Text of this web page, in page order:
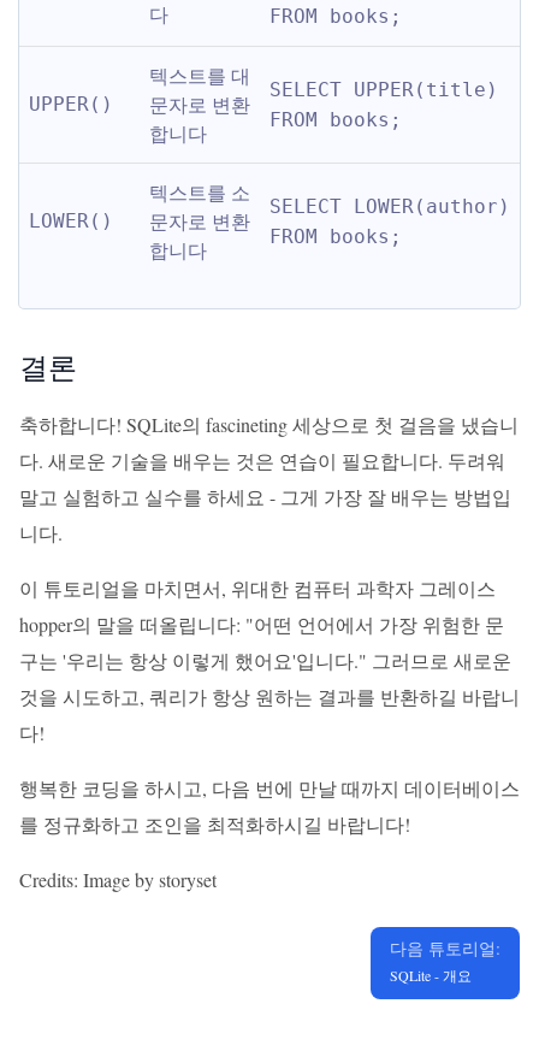
다
FROM books;
UPPER()
텍스트를 대
문자로 변환
합니다
SELECT UPPER(title)
FROM books;
LOWER()
텍스트를 소
문자로 변환
합니다
SELECT LOWER(author)
FROM books;
결론
축하합니다! SQLite의 fascineting 세상으로 첫 걸음을 냈습니
다. 새로운 기술을 배우는 것은 연습이 필요합니다. 두려워
말고 실험하고 실수를 하세요 - 그게 가장 잘 배우는 방법입
니다.
이 튜토리얼을 마치면서, 위대한 컴퓨터 과학자 그레이스
hopper의 말을 떠올립니다: "어떤 언어에서 가장 위험한 문
구는 '우리는 항상 이렇게 했어요'입니다." 그러므로 새로운
것을 시도하고, 쿼리가 항상 원하는 결과를 반환하길 바랍니
다!
행복한 코딩을 하시고, 다음 번에 만날 때까지 데이터베이스
를 정규화하고 조인을 최적화하시길 바랍니다!
Credits: Image by storyset
다음 튜토리얼:
SQLite - 개요